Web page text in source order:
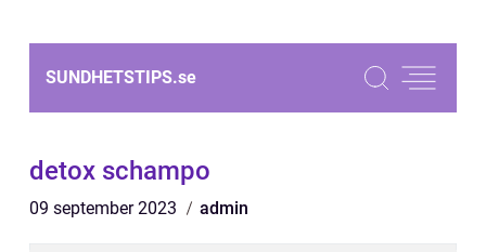
SUNDHETSTIPS.se
detox schampo
09 september 2023 admin